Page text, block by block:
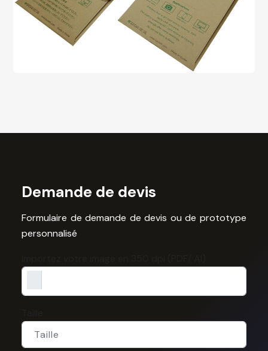
Demande de devis
Formulaire de demande de devis ou de prototype
personnalisé